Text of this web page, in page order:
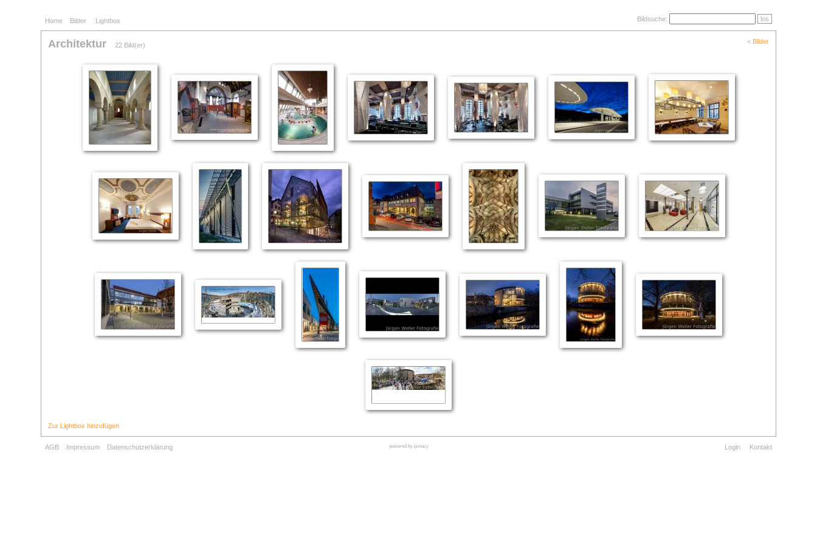
Home Bilder Lightbox Bildsuche: los
Architektur 22 Bild(er) < Bilder
Zur Lightbox hinzufügen
AGB Impressum Datenschutzerklärung powered by pixtacy Login Kontakt